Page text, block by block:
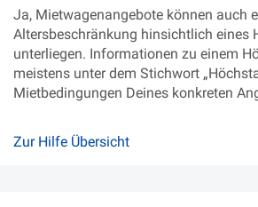
Ja, Mietwagenangebote können auch
Altersbeschränkung hinsichtlich eines
unterliegen. Informationen zu einem
meistens unter dem Stichwort
Mietbedingungen Deines konkreten
Zur Hilfe Übersicht